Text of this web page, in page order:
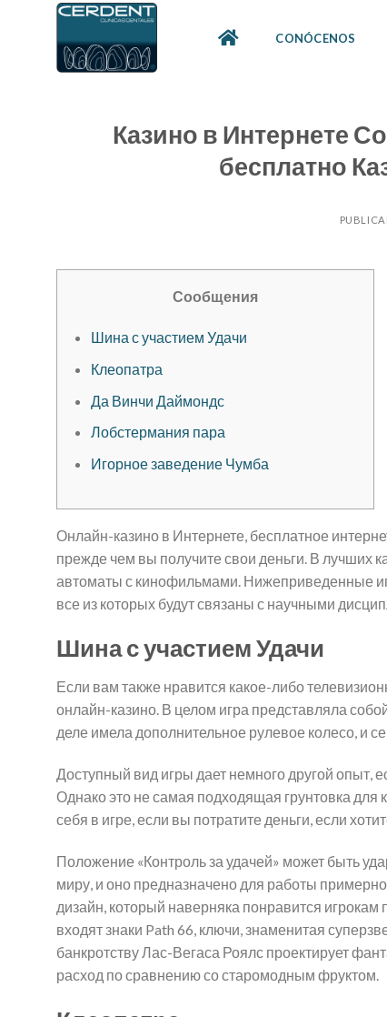
CONÓCENOS
Казино в Интернете
бесплатно
Сообщения
Шина с участием Удачи
Клеопатра
Да Винчи Даймондс
Лобстермания пара
Игорное заведение Чумба
Онлайн-казино в Интернете, бесплатное
прежде чем вы получите свои деньги. В лучших
автоматы с кинофильмами. Нижеприведенные
все из которых будут связаны с научными
Шина с участием Удачи
Если вам также нравится какое-либо
онлайн-казино. В целом игра представляла
деле имела дополнительное рулевое колесо, и
Доступный вид игры дает немного другой опыт,
Однако это не самая подходящая грунтовка для
себя в игре, если вы потратите деньги, если
Положение «Контроль за удачей» может быть
миру, и оно предназначено для работы
дизайн, который наверняка понравится
входят знаки Path 66, ключи, знаменитая
банкротству Лас-Вегаса Роялс проектирует
расход по сравнению со старомодным фруктом.